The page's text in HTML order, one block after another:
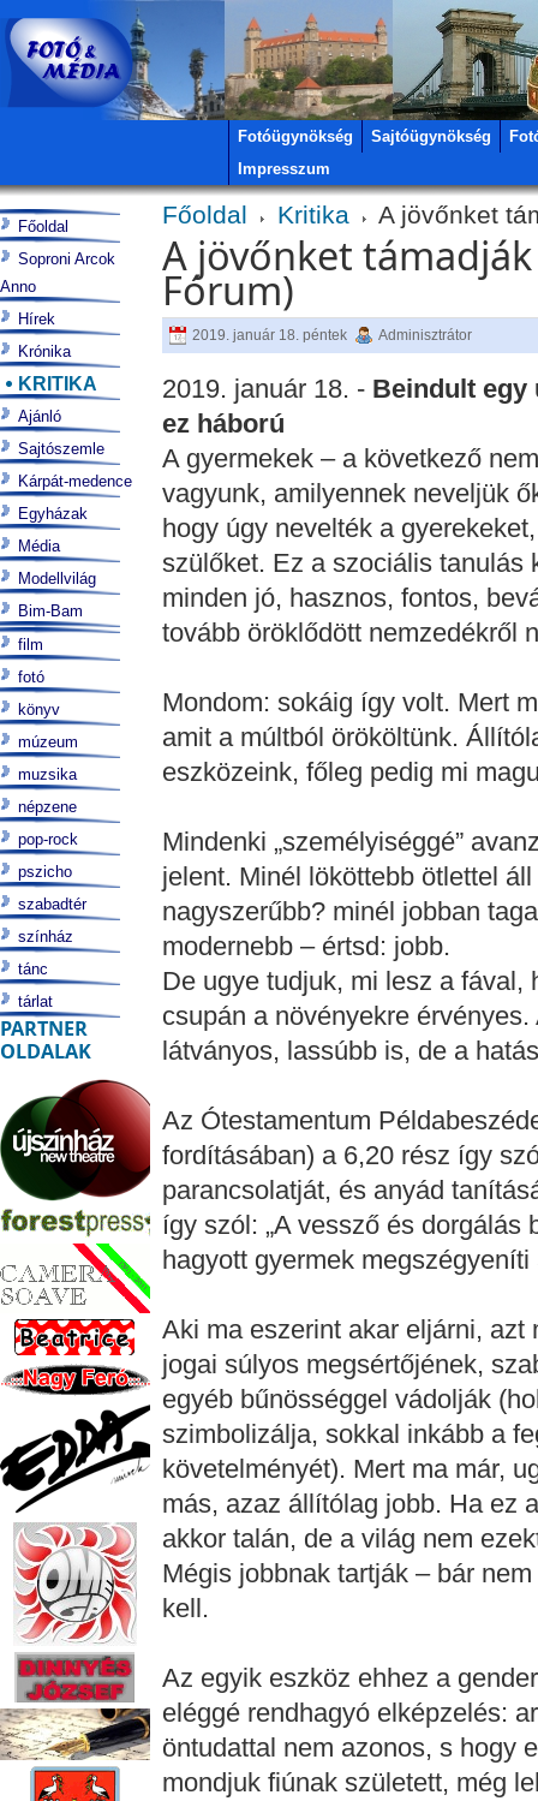
Fotóügynökség Sajtóügynökség
Impresszum
Főoldal Kritika A jövőnket
A jövőnket
Fórum)
2019. január 18. péntek Adminisztrátor
2019. január 18. - Beindult egy
ez háború
A gyermekek – a következő
vagyunk, amilyennek neveljük
hogy úgy nevelték a
szülőket. Ez a szociális tanulás
minden jó, hasznos, fontos,
tovább öröklődött nemzedékről
Mondom: sokáig így volt. Mert
amit a múltból örököltünk.
eszközeink, főleg pedig mi
Mindenki „személyiséggé”
jelent. Minél lököttebb ötlettel
nagyszerűbb? minél jobban
modernebb – értsd: jobb.
De ugye tudjuk, mi lesz a
csupán a növényekre
látványos, lassúbb is, de a
Az Ótestamentum
fordításában) a 6,20 rész így
parancsolatját, és anyád
így szól: „A vessző és dorgálás
hagyott gyermek megszégyeníti
Aki ma eszerint akar eljárni,
jogai súlyos megsértőjének,
egyéb bűnösséggel vádolják
szimbolizálja, sokkal inkább a
követelményét). Mert ma már,
más, azaz állítólag jobb. Ha ez
akkor talán, de a világ nem
Mégis jobbnak tartják – bár
kell.
Az egyik eszköz ehhez a
eléggé rendhagyó elképzelés:
öntudattal nem azonos, s hogy
mondjuk fiúnak született, még
Főoldal
Soproni Arcok
Anno
Hírek
Krónika
KRITIKA
Ajánló
Sajtószemle
Kárpát-medence
Egyházak
Média
Modellvilág
Bim-Bam
film
fotó
könyv
múzeum
muzsika
népzene
pop-rock
pszicho
szabadtér
színház
tánc
tárlat
PARTNER
OLDALAK